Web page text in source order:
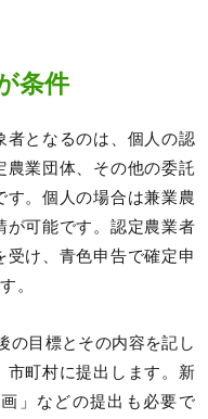
条件
者となるのは、個人の認
農業団体、その他の委託
す。個人の場合は兼業農
が可能です。認定農業者
受け、青色申告で確定申
。
の目標とその内容を記し
市町村に提出します。新
」などの提出も必要で